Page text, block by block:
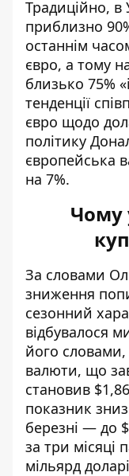
Традиційно, в
приблизно
останнім
євро, а тому
близько 75%
тенденції
євро щодо
політику
європейська
на 7%.
Чому
За словами
зниження
сезонний
відбувалося
його словами,
валюти, що
становив
показник
березні — до
за три місяці
мільярд